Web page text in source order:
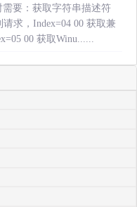
需要：获取字符串描述符
请求，Index=04 00 获取兼
00 获取Winu......